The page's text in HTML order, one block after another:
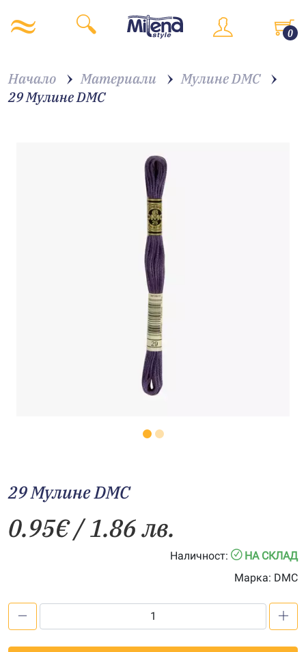
0
Начало Материали
Мулине DMC
29 Мулине DMC
29 Мулине DMC
0.95€/ 1.86 лв.
Наличност:
НА СКЛАД
Марка: DMC